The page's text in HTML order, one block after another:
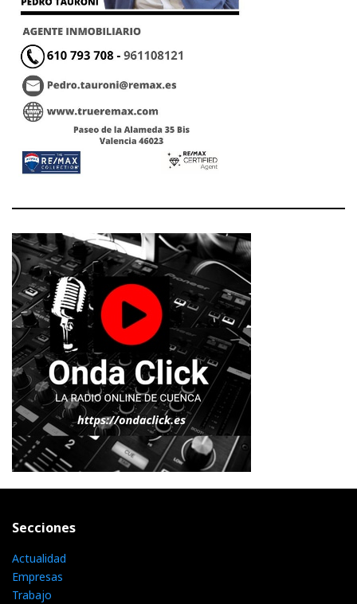
Secciones
Actualidad
Empresas
Trabajo